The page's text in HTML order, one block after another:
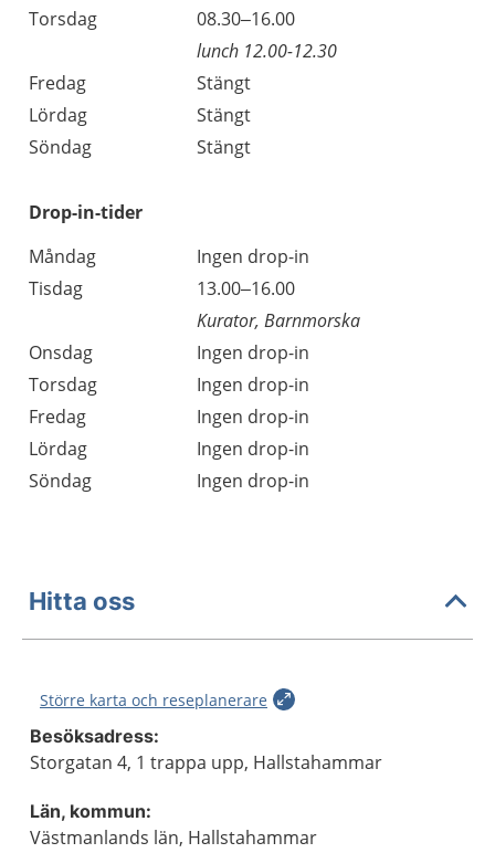
Torsdag
08.30–16.00
lunch 12.00-12.30
Fredag
Stängt
Lördag
Stängt
Söndag
Stängt
Drop-in-tider
Måndag
Ingen drop-in
Tisdag
13.00–16.00
Kurator, Barnmorska
Onsdag
Ingen drop-in
Torsdag
Ingen drop-in
Fredag
Ingen drop-in
Lördag
Ingen drop-in
Söndag
Ingen drop-in
Hitta oss
Större karta och reseplanerare
Besöksadress:
Storgatan 4, 1 trappa upp, Hallstahammar
Län, kommun:
Västmanlands län, Hallstahammar